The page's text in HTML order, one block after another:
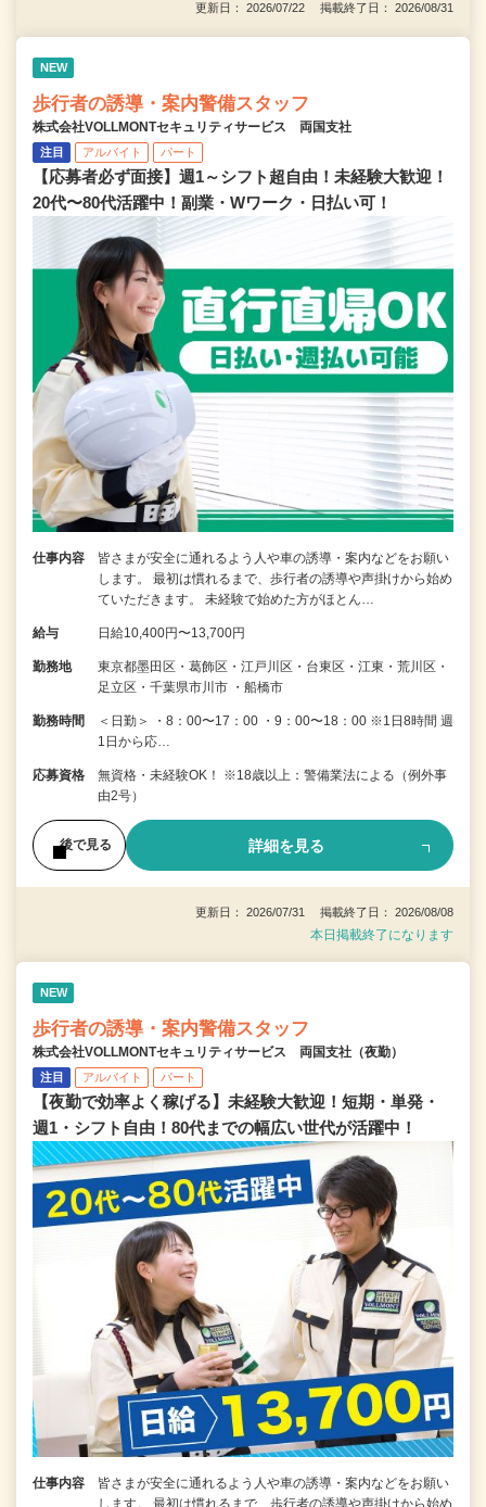
更新日： 2026/07/22 掲載終了日： 2026/08/31
NEW
歩行者の誘導・案内警備スタッフ
株式会社VOLLMONTセキュリティサービス 両国支社
注目 アルバイト パート
【応募者必ず面接】週1～シフト超自由！未経験大歓迎！
20代〜80代活躍中！副業・Wワーク・日払い可！
仕事内容
皆さまが安全に通れるよう人や車の誘導・案内などをお願い
します。 最初は慣れるまで、歩行者の誘導や声掛けから始め
ていただきます。 未経験で始めた方がほとん…
給与 日給10,400円〜13,700円
勤務地
東京都墨田区・葛飾区・江戸川区・台東区・江東・荒川区・
足立区・千葉県市川市 ・船橋市
勤務時間
＜日勤＞ ・8：00〜17：00 ・9：00〜18：00 ※1日8時間 週
1日から応…
応募資格
無資格・未経験OK！ ※18歳以上：警備業法による（例外事
由2号）
後で見る 詳細を見る
更新日： 2026/07/31 掲載終了日： 2026/08/08
本日掲載終了になります
NEW
歩行者の誘導・案内警備スタッフ
株式会社VOLLMONTセキュリティサービス 両国支社（夜勤）
注目 アルバイト パート
【夜勤で効率よく稼げる】未経験大歓迎！短期・単発・
週1・シフト自由！80代までの幅広い世代が活躍中！
仕事内容
皆さまが安全に通れるよう人や車の誘導・案内などをお願い
します。 最初は慣れるまで、歩行者の誘導や声掛けから始め